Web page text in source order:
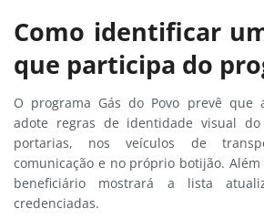
Como identificar
que participa do
O programa Gás do Povo prevê que
adote regras de identidade visual
portarias, nos veículos de
comunicação e no próprio botijão.
beneficiário mostrará a lista
credenciadas.